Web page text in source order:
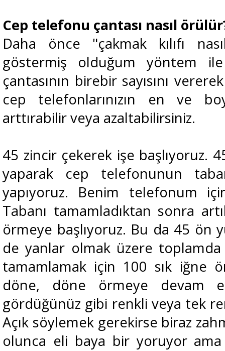
Cep telefonu çantası nasıl
Daha önce "çakmak kılıfı
göstermiş olduğum yöntem
çantasının birebir sayısını
cep telefonlarınızın en ve
arttırabilir veya azaltabilirsiniz.
45 zincir çekerek işe başlıyoruz.
yaparak cep telefonunun
yapıyoruz. Benim telefonum
Tabanı tamamladıktan sonra
örmeye başlıyoruz. Bu da 45 ön
de yanlar olmak üzere toplamda
tamamlamak için 100 sık iğne
döne, döne örmeye devam
gördüğünüz gibi renkli veya tek
Açık söylemek gerekirse biraz
olunca eli baya bir yoruyor